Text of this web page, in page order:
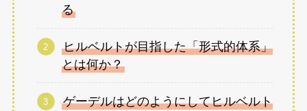
る
ヒルベルトが目指した「形式的体系」
とは何か？
ゲーデルはどのようにしてヒルベルト